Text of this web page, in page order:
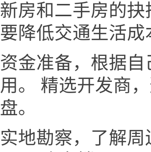
新房和二手房的
要降低交通生活
资金准备，根据
用。 精选开发商
盘。
实地勘察，了解